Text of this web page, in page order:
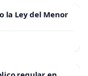
la Ley del Menor